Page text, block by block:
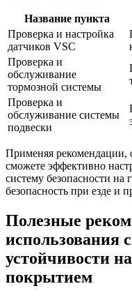
Название пункта
Проверка и настройка
датчиков VSC
Проверка и
обслуживание
тормозной системы
Проверка и
обслуживание системы
подвески
Применяя рекомендации,
сможете эффективно
систему безопасности на
безопасность при езде и
Полезные
использования
устойчивости
покрытием